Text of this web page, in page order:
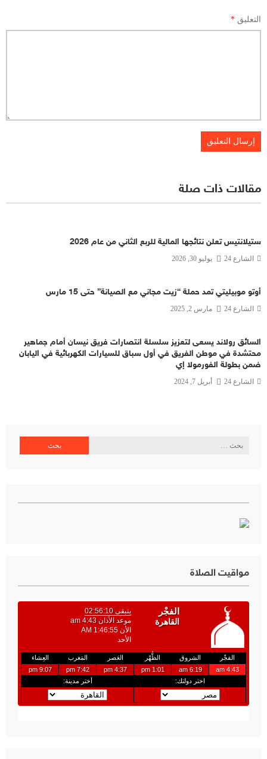
التعليق *
مقالات ذات صلة
ستيلانتيس تعلن نتائجها المالية للربع الثاني من عام 2026
الشارع 24 يوليو 30, 2026
أوتو موبيليتي تمد حملة “زيت مجاني مع الصيانة” حتى 15 مارس
الشارع 24 مارس 2, 2025
السائق رولاند يسعى لتعزيز سلسلة انتصارات فريق نيسان أمام جماهير
محتشدة في موطن الفريق في أول سباق للسيارات الكهربائية في اليابان
ضمن بطولة الفورمولا إي
الشارع 24 أبريل 7, 2024
البحث
مواقيت الصلاة